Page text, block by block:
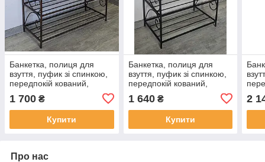
Банкетка, полиця для
взуття, пуфик зі спинкою,
передпокій кований,
сидінням "Квітка" 60
1 700 ₴
Купити
Банкетка, полиця для
взуття, пуфик зі спинкою,
передпокій кований,
сидінням "САША" 60
1 640₴
Купити
2
Про нас